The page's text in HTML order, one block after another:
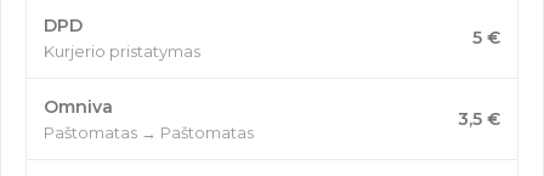
DPD
Kurjerio pristatymas
5 €
Omniva
Paštomatas → Paštomatas
3,5 €